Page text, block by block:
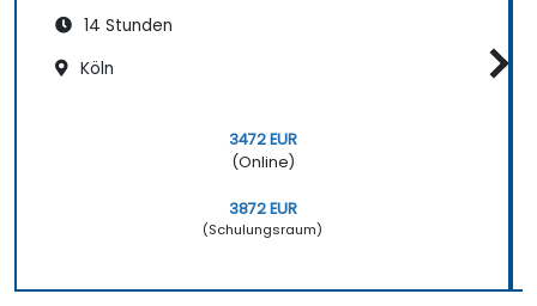
14 Stunden
Köln
3472 EUR
(Online)
3872 EUR
(Schulungsraum)